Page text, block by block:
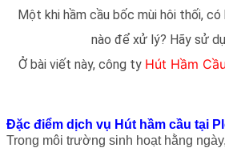
Một khi hầm cầu bốc mùi hôi thối,
nào để xử lý? Hãy sử
Ở bài viết này, công ty Hút Hầm
Đặc điểm dịch vụ Hút hầm cầu tại
Trong môi trường sinh hoạt hằng